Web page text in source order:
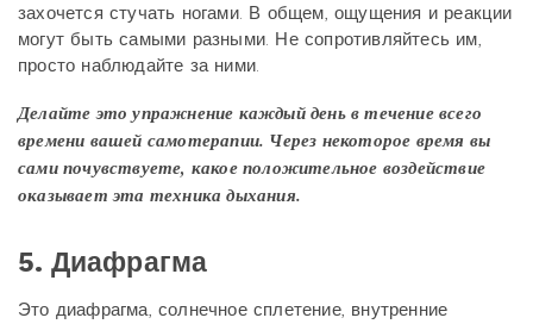
захочется стучать ногами. В общем, ощущения и реакции
могут быть самыми разными. Не сопротивляйтесь им,
просто наблюдайте за ними.
Делайте это упражнение каждый день в течение всего
времени вашей самотерапии. Через некоторое время вы
сами почувствуете, какое положительное воздействие
оказывает эта техника дыхания.
5. Диафрагма
Это диафрагма, солнечное сплетение, внутренние